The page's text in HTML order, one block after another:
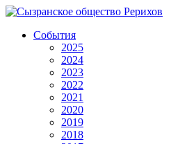
События
2025
2024
2023
2022
2021
2020
2019
2018